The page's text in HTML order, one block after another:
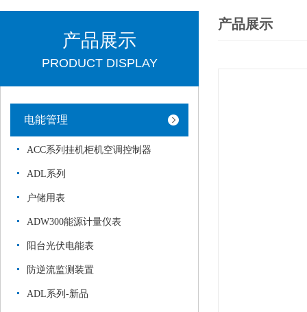
产品展示
PRODUCT DISPLAY
电能管理
ACC系列挂机柜机空调控制器
ADL系列
户储用表
ADW300能源计量仪表
阳台光伏电能表
防逆流监测装置
ADL系列-新品
产品展示